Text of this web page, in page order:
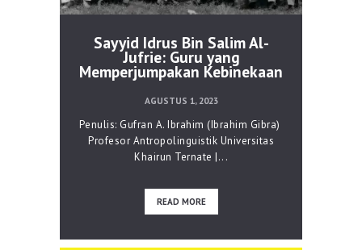
Sayyid Idrus Bin Salim Al-
Jufrie: Guru yang
Memperjumpakan Kebinekaan
AGUSTUS 1, 2023
Penulis: Gufran A. Ibrahim (Ibrahim Gibra)
Profesor Antropolinguistik Universitas
Khairun Ternate |...
READ MORE